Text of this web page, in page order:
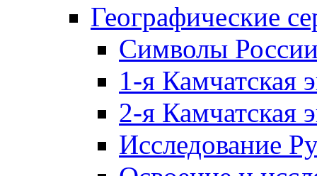
Географические
Символы
1-я Камчатская
2-я Камчатская
Исследование